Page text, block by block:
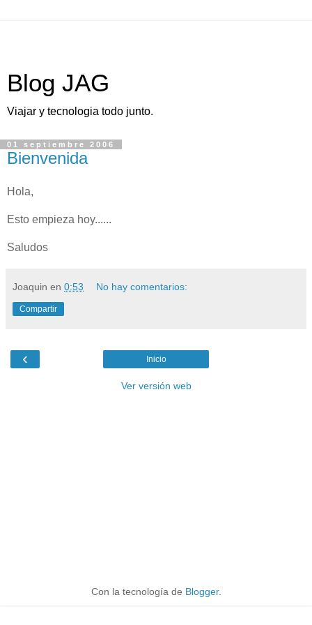
Blog JAG
Viajar y tecnologia todo junto.
01 septiembre 2006
Bienvenida
Hola,
Esto empieza hoy......
Saludos
Joaquin en 0:53 No hay comentarios:
Compartir
‹ Inicio
Ver versión web
Con la tecnología de Blogger.